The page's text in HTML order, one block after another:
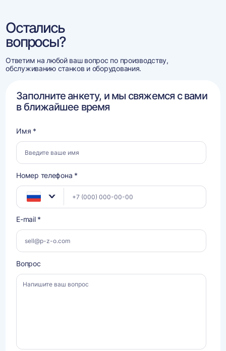
Остались
вопросы?
Ответим на любой ваш вопрос по производству,
обслуживанию станков и оборудования.
Заполните анкету, и мы свяжемся с вами
в ближайшее время
Имя *
Номер телефона *
E-mail *
Вопрос